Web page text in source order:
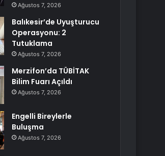
Ağustos 7, 2026
Balıkesir’de Uyuşturucu
Operasyonu: 2
Tutuklama
Ağustos 7, 2026
Merzifon’da TÜBİTAK
Bilim Fuarı Açıldı
Ağustos 7, 2026
Engelli Bireylerle
Buluşma
Ağustos 7, 2026